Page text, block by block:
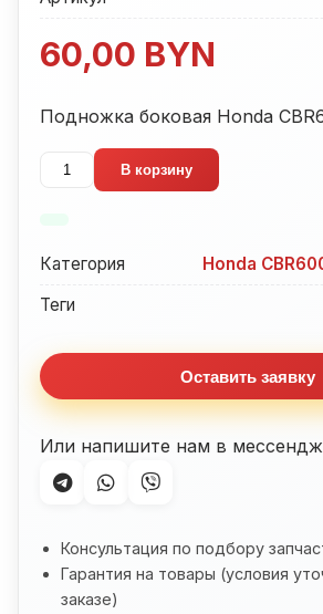
60,00 BYN
Подножка боковая Honda
Количество
товара
Honda
CBR600F4
В корзину
Категория
Honda
Теги
Оставить заявку
Или напишите нам в
Консультация по подбору
Гарантия на товары (условия
заказе)